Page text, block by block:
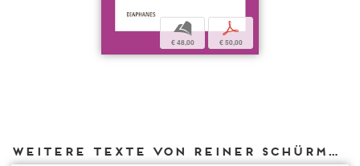
b
€ 48,00
p
€ 50,00
Weitere Texte von Reiner Schürmann bei DIAPHANES